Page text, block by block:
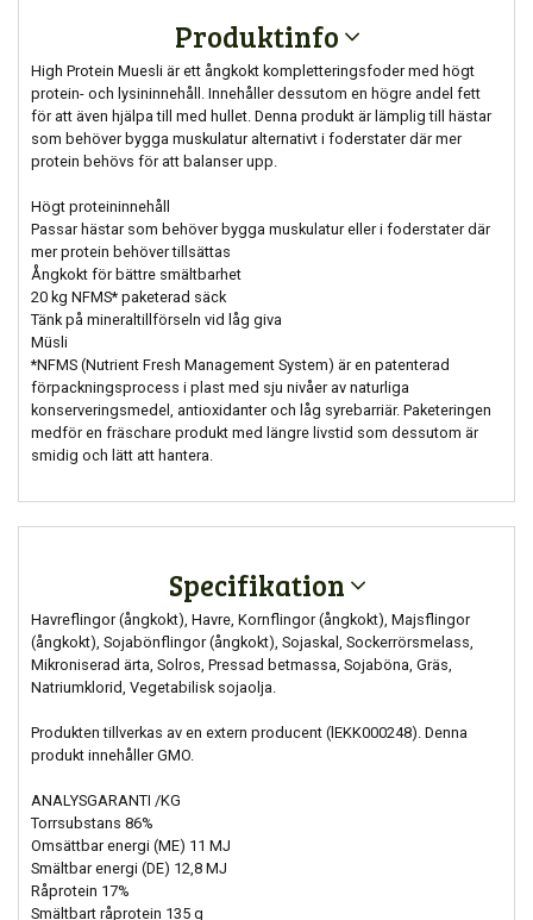
Produktinfo
High Protein Muesli är ett ångkokt kompletteringsfoder med högt
protein- och lysininnehåll. Innehåller dessutom en högre andel fett
för att även hjälpa till med hullet. Denna produkt är lämplig till hästar
som behöver bygga muskulatur alternativt i foderstater där mer
protein behövs för att balanser upp.
Högt proteininnehåll
Passar hästar som behöver bygga muskulatur eller i foderstater där
mer protein behöver tillsättas
Ångkokt för bättre smältbarhet
20 kg NFMS* paketerad säck
Tänk på mineraltillförseln vid låg giva
Müsli
*NFMS (Nutrient Fresh Management System) är en patenterad
förpackningsprocess i plast med sju nivåer av naturliga
konserveringsmedel, antioxidanter och låg syrebarriär. Paketeringen
medför en fräschare produkt med längre livstid som dessutom är
smidig och lätt att hantera.
Specifikation
Havreflingor (ångkokt), Havre, Kornflingor (ångkokt), Majsflingor
(ångkokt), Sojabönflingor (ångkokt), Sojaskal, Sockerrörsmelass,
Mikroniserad ärta, Solros, Pressad betmassa, Sojaböna, Gräs,
Natriumklorid, Vegetabilisk sojaolja.
Produkten tillverkas av en extern producent (lEKK000248). Denna
produkt innehåller GMO.
ANALYSGARANTI /KG
Torrsubstans 86%
Omsättbar energi (ME) 11 MJ
Smältbar energi (DE) 12,8 MJ
Råprotein 17%
Smältbart råprotein 135 g